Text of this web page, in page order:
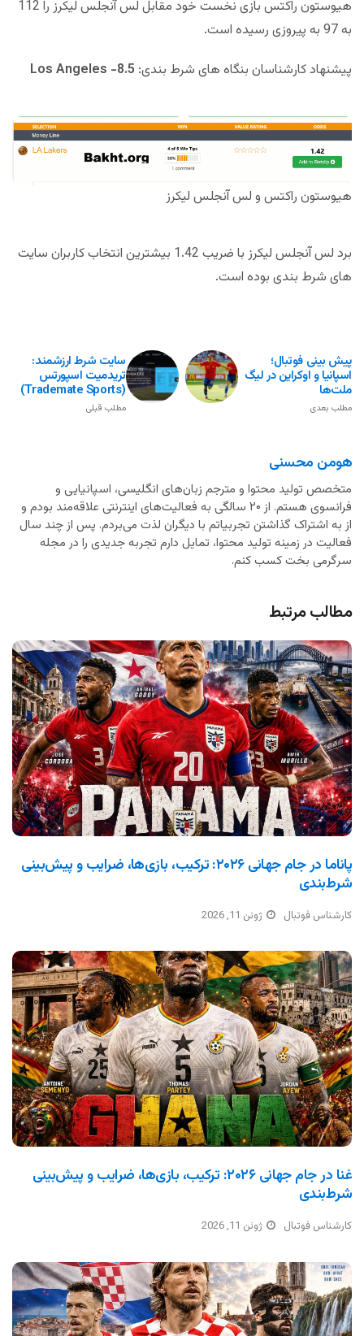
هیوستون راکتس بازی نخست خود مقابل لس آنجلس لیکرز را 112
به 97 به پیروزی رسیده است.
پیشنهاد کارشناسان بنگاه های شرط بندی: Los Angeles -8.5
هیوستون راکتس و لس آنجلس لیکرز
برد لس آنجلس لیکرز با ضریب 1.42 بیشترین انتخاب کاربران سایت
های شرط بندی بوده است.
سایت شرط ارزشمند:
تریدمیت اسپورتس
(Trademate Sports)
مطلب قبلی
پیش بینی فوتبال؛
اسپانیا و اوکراین در لیگ
ملت‌ها
مطلب بعدی
هومن محسنی
متخصص تولید محتوا و مترجم زبان‌های انگلیسی، اسپانیایی و
فرانسوی هستم. از ۲۰ سالگی به فعالیت‌های اینترنتی علاقه‌مند بودم و
از به اشتراک گذاشتن تجربیاتم با دیگران لذت می‌بردم. پس از چند سال
فعالیت در زمینه تولید محتوا، تمایل دارم تجربه جدیدی را در مجله
سرگرمی بخت کسب کنم.
مطالب مرتبط
پاناما در جام جهانی ۲۰۲۶: ترکیب، بازی‌ها، ضرایب و پیش‌بینی
شرط‌بندی
کارشناس فوتبال ژوئن 11, 2026
غنا در جام جهانی ۲۰۲۶: ترکیب، بازی‌ها، ضرایب و پیش‌بینی
شرط‌بندی
کارشناس فوتبال ژوئن 11, 2026